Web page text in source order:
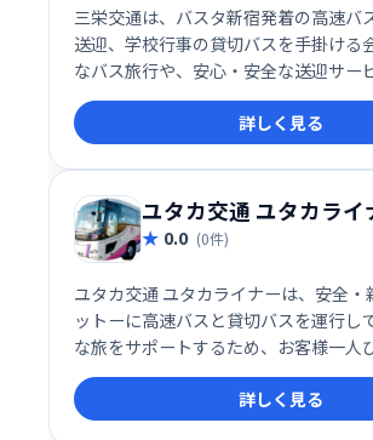
三栄交通は、バスタ新宿発着の高速バ
送迎、学校行事の貸切バスを手掛ける
なバス旅行や、安心・安全な送迎サー
います。お子様の遠足・修学旅行など
に対応いたします。信頼と実績に基づ
サービスをご提供します。
詳しく見る
ユタカ交通 ユタカライ
0.0 (0件)
ユタカ交通 ユタカライナーは、安全・
ットーに高速バスと貸切バスを運行し
な旅をサポートするため、お客様一人
ったサービスを提供しております。長
に基づき、安心してお任せいただける
ています。ぜひ、ユタカライナーをご
詳しく見る